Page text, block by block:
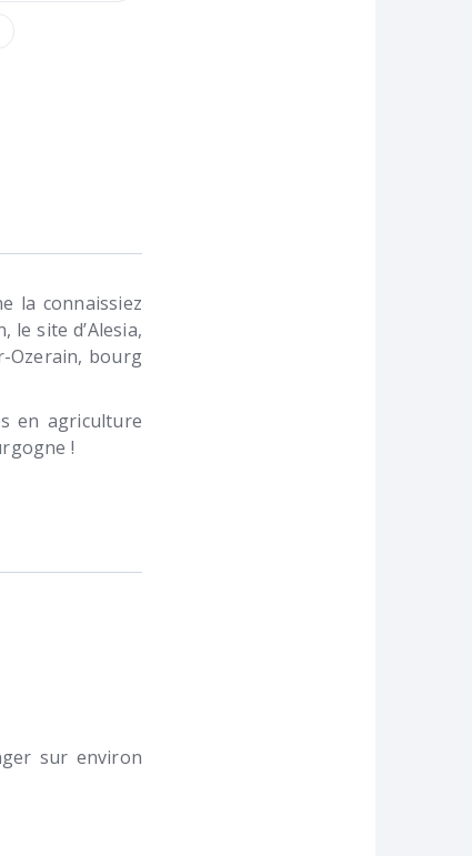
la connaissiez
le site d’Alesia,
Ozerain, bourg
en agriculture
!
sur environ